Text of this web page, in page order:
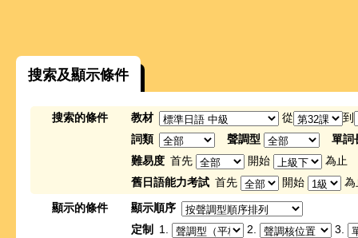
搜索及顯示條件
搜索的條件 教材 從
到
詞類
聲調型
單詞
難易度 首先 開始
為止
舊日語能力考試 首先 開始
為
顯示的條件
顯示順序
定制
1. 2.
3.